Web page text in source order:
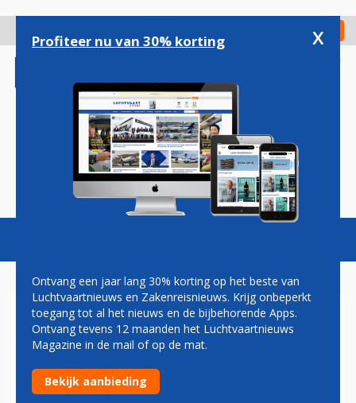
gaan
Check in
Magazine Podcasts Vacatures
PASSAGIERS AL DAGEN VAST
OP LUCHTHAVEN MÜNCHEN
Profiteer nu van 30% korting x
Ontvang een jaar lang 30% korting op het beste van
Luchtvaartnieuws en Zakenreisnieuws. Krijg onbeperkt
toegang tot al het nieuws en de bijbehorende Apps.
Ontvang tevens 12 maanden het Luchtvaartnieuws
Magazine in de mail of op de mat.
Bekijk aanbieding